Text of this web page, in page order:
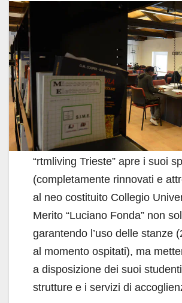
o
o
k
p
p
dI
n
ail n
di
vi
di
“rtmliving Trieste” apre i suoi
(completamente rinnovati e
al neo costituito Collegio
Merito “Luciano Fonda” non
garantendo l’uso delle stanze
al momento ospitati), ma
a disposizione dei suoi
strutture e i servizi di